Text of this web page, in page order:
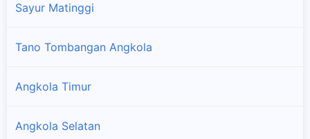
Sayur Matinggi
Tano Tombangan Angkola
Angkola Timur
Angkola Selatan